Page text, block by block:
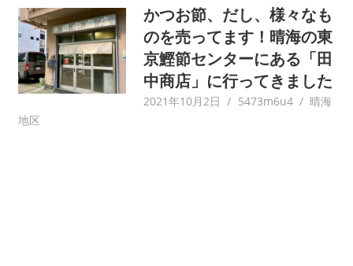
かつお節、だし、様々なも
のを売ってます！晴海の東
京鰹節センターにある「田
中商店」に行ってきました
2021年10月2日 5473m6u4
晴海
地区